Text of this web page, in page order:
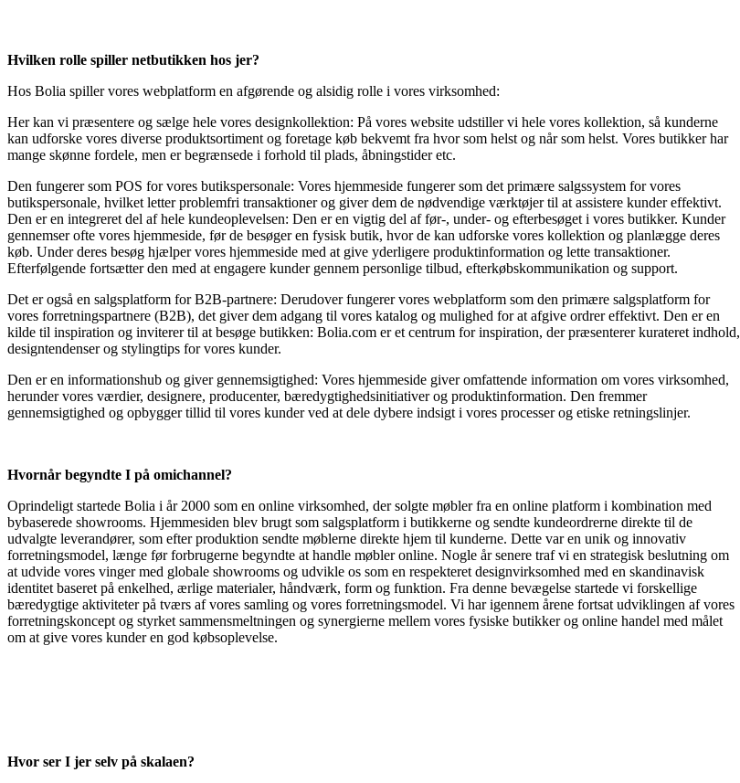
Hvilken rolle spiller netbutikken hos jer?
Hos Bolia spiller vores webplatform en afgørende og alsidig rolle i vores virksomhed:
Her kan vi præsentere og sælge hele vores designkollektion: På vores website udstiller vi hele vores kollektion, så kunderne
kan udforske vores diverse produktsortiment og foretage køb bekvemt fra hvor som helst og når som helst. Vores butikker har
mange skønne fordele, men er begrænsede i forhold til plads, åbningstider etc.
Den fungerer som POS for vores butiksperso­nale: Vores hjemmeside fungerer som det primære salgssystem for vores
butikspersonale, hvilket letter problemfri transaktioner og giver dem de nødvendige værktøjer til at assistere kunder effektivt.
Den er en integreret del af hele kundeoplevelsen: Den er en vigtig del af før-, under- og efterbesøget i vores butikker. Kunder
gennemser ofte vores hjemme­side, før de besøger en fysisk butik, hvor de kan udforske vores kollektion og planlægge deres
køb. Under deres besøg hjælper vores hjemmeside med at give yderligere produktinformation og lette transaktioner.
Efterfølgende fortsætter den med at engagere kunder gennem personlige tilbud, efterkøbskommunikation og support.
Det er også en salgsplatform for B2B-partnere: Derud­over fungerer vores webplatform som den primære salgs­platform for
vores forretningspartnere (B2B), det giver dem adgang til vores katalog og mulighed for at afgive ordrer effektivt. Den er en
kilde til inspiration og inviterer til at besøge butikken: Bolia.com er et centrum for inspiration, der præsenterer kurateret indhold,
designtendenser og stylingtips for vores kunder.
Den er en informationshub og giver gennemsigtighed: Vores hjemmeside giver omfattende infor­mation om vores virksomhed,
herunder vores værdier, designere, producenter, bæredygtighedsinitiativer og produktinformation. Den fremmer
gennemsigtighed og opbygger tillid til vores kunder ved at dele dybere indsigt i vores processer og etiske retningslinjer.
Hvornår begyndte I på omichannel?
Oprindeligt startede Bolia i år 2000 som en online virksomhed, der solgte møbler fra en online platform i kombination med
bybaserede showrooms. Hjemmesiden blev brugt som salgsplatform i butikkerne og sendte kundeordrerne direkte til de
udvalgte leverandører, som efter produktion sendte møblerne direkte hjem til kunderne. Dette var en unik og innovativ
forretningsmodel, længe før forbrugerne begyndte at handle møbler online. Nogle år senere traf vi en strategisk beslutning om
at udvide vores vinger med globale showrooms og udvikle os som en respekteret designvirksomhed med en skandinavisk
identitet baseret på enkelhed, ærlige materialer, håndværk, form og funktion. Fra denne bevægelse startede vi forskellige
bæredygtige aktiviteter på tværs af vores samling og vores forretningsmodel. Vi har igennem årene fortsat udviklingen af vores
forretningskoncept og styrket sammensmeltningen og synergierne mellem vores fysiske butikker og online handel med målet
om at give vores kunder en god købsoplevelse.
Hvor ser I jer selv på skalaen?